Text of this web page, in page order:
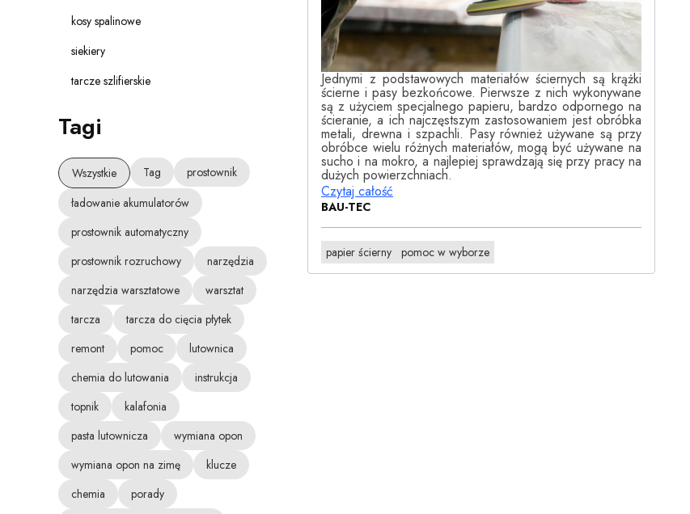
kosy spalinowe
siekiery
tarcze szlifierskie
Tagi
Wszystkie Tag
prostownik
ładowanie akumulatorów
prostownik automatyczny
prostownik rozruchowy
narzędzia
narzędzia warsztatowe
warsztat
tarcza
tarcza do cięcia płytek
remont
pomoc
lutownica
chemia do lutowania
instrukcja
topnik
kalafonia
pasta lutownicza
wymiana opon
wymiana opon na zimę
klucze
chemia
porady
Jednymi z podstawowych materiałów ściernych są krążki
ścierne i pasy bezkońcowe. Pierwsze z nich wykonywane
są z użyciem specjalnego papieru, bardzo odpornego na
ścieranie, a ich najczęstszym zastosowaniem jest obróbka
metali, drewna i szpachli. Pasy również używane są przy
obróbce wielu różnych materiałów, mogą być używane na
sucho i na mokro, a najlepiej sprawdzają się przy pracy na
dużych powierzchniach.
Czytaj całość
BAU-TEC
papier ścierny pomoc w wyborze